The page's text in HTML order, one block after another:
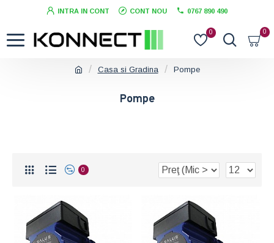
INTRA IN CONT CONT NOU 0767 890 490
0 0
Casa si Gradina Pompe
Pompe
0